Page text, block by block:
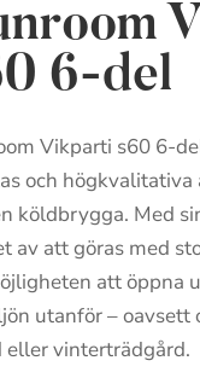
6-del
Vikparti s60 6-
och
köldbrygga. Med
av att göras med
att öppna
utanför – oavsett
eller vinterträdgård.